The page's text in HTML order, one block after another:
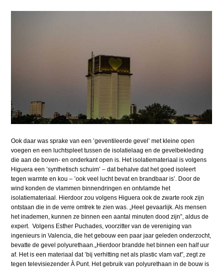
Ook daar was sprake van een ’geventileerde gevel’ met kleine open
voegen en een luchtspleet tussen de isolatielaag en de gevelbekleding
die aan de boven- en onderkant open is. Het isolatiemateriaal is volgens
Higuera een ’synthetisch schuim’ – dat behalve dat het goed isoleert
tegen warmte en kou – ’ook veel lucht bevat en brandbaar is’. Door de
wind konden de vlammen binnendringen en ontvlamde het
isolatiemateriaal. Hierdoor zou volgens Higuera ook de zwarte rook zijn
ontstaan die in de verre omtrek te zien was. „Heel gevaarlijk. Als mensen
het inademen, kunnen ze binnen een aantal minuten dood zijn”, aldus de
expert. Volgens Esther Puchades, voorzitter van de vereniging van
ingenieurs in Valencia, die het gebouw een paar jaar geleden onderzocht,
bevatte de gevel polyurethaan.„Hierdoor brandde het binnen een half uur
af. Het is een materiaal dat ’bij verhitting net als plastic vlam vat”, zegt ze
tegen televisiezender À Punt. Het gebruik van polyurethaan in de bouw is